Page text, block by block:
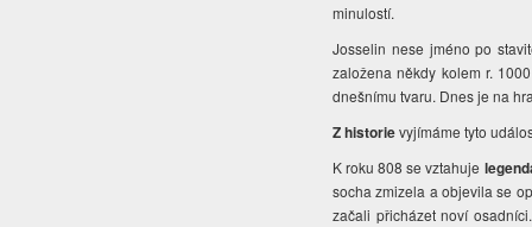
minulostí.
Josselin nese jméno po
založena někdy kolem r.
dnešnímu tvaru. Dnes je na
Z historievyjímáme tyto
K roku 808 se vztahuje
socha zmizela a objevila se
začali přicházet noví